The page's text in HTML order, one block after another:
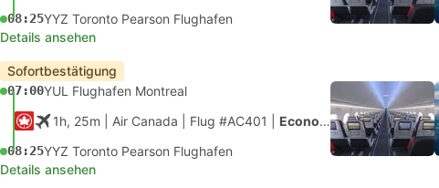
08:25YYZ Toronto Pearson Flughafen
Details ansehen
Sofortbestätigung
07:00YUL Flughafen Montreal
1h, 25m | Air Canada Flug #AC401 Economy
08:25YYZ Toronto Pearson Flughafen
Details ansehen